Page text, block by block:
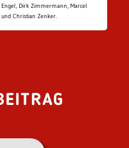
Dirk Zimmermann, Marcel
Christian Zenker.